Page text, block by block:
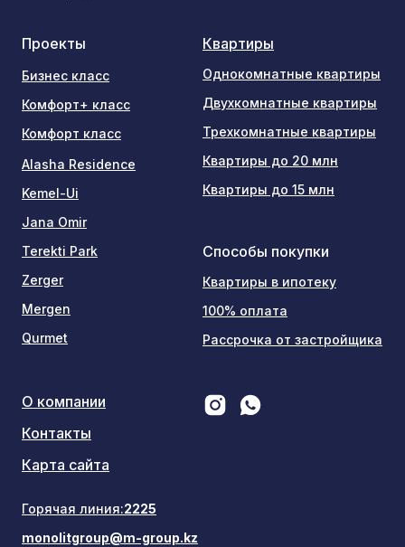
Проекты
Бизнес класс
Комфорт+ класс
Комфорт класс
Alasha Residence
Kemel-Ui
Jana Omir
Terekti Park
Zerger
Mergen
Qurmet
Квартиры
Однокомнатные квартиры
Двухкомнатные квартиры
Трехкомнатные квартиры
Квартиры до 20 млн
Квартиры до 15 млн
Способы покупки
Квартиры в ипотеку
100% оплата
Рассрочка от застройщика
О компании
Контакты
Карта сайта
Горячая линия:2225
monolitgroup@m-group.kz